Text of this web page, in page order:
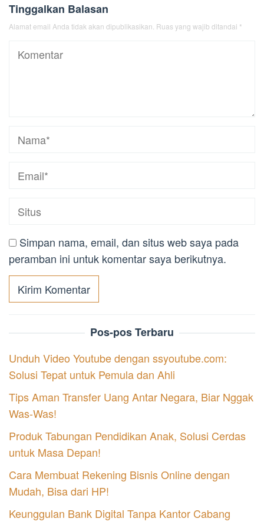
Tinggalkan Balasan
Alamat email Anda tidak akan dipublikasikan. Ruas yang wajib ditandai *
Simpan nama, email, dan situs web saya pada
peramban ini untuk komentar saya berikutnya.
Pos-pos Terbaru
Unduh Video Youtube dengan ssyoutube.com:
Solusi Tepat untuk Pemula dan Ahli
Tips Aman Transfer Uang Antar Negara, Biar Nggak
Was-Was!
Produk Tabungan Pendidikan Anak, Solusi Cerdas
untuk Masa Depan!
Cara Membuat Rekening Bisnis Online dengan
Mudah, Bisa dari HP!
Keunggulan Bank Digital Tanpa Kantor Cabang